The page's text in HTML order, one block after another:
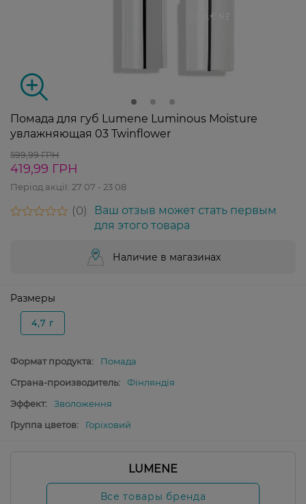
Помада для губ Lumene Luminous Moisture
увлажняющая 03 Twinflower
599,99 ГРН
419,99 ГРН
Період акції: 27 07 - 23 08
0
Ваш отзыв может стать первым
для этого товара
Наличие в магазинах
Размеры
4,7 г
Формат продукта:
Помада
Страна-производитель:
Фінляндія
Эффект:
Зволоження
Группа цветов:
Горіховий
LUMENE
Все товары бренда